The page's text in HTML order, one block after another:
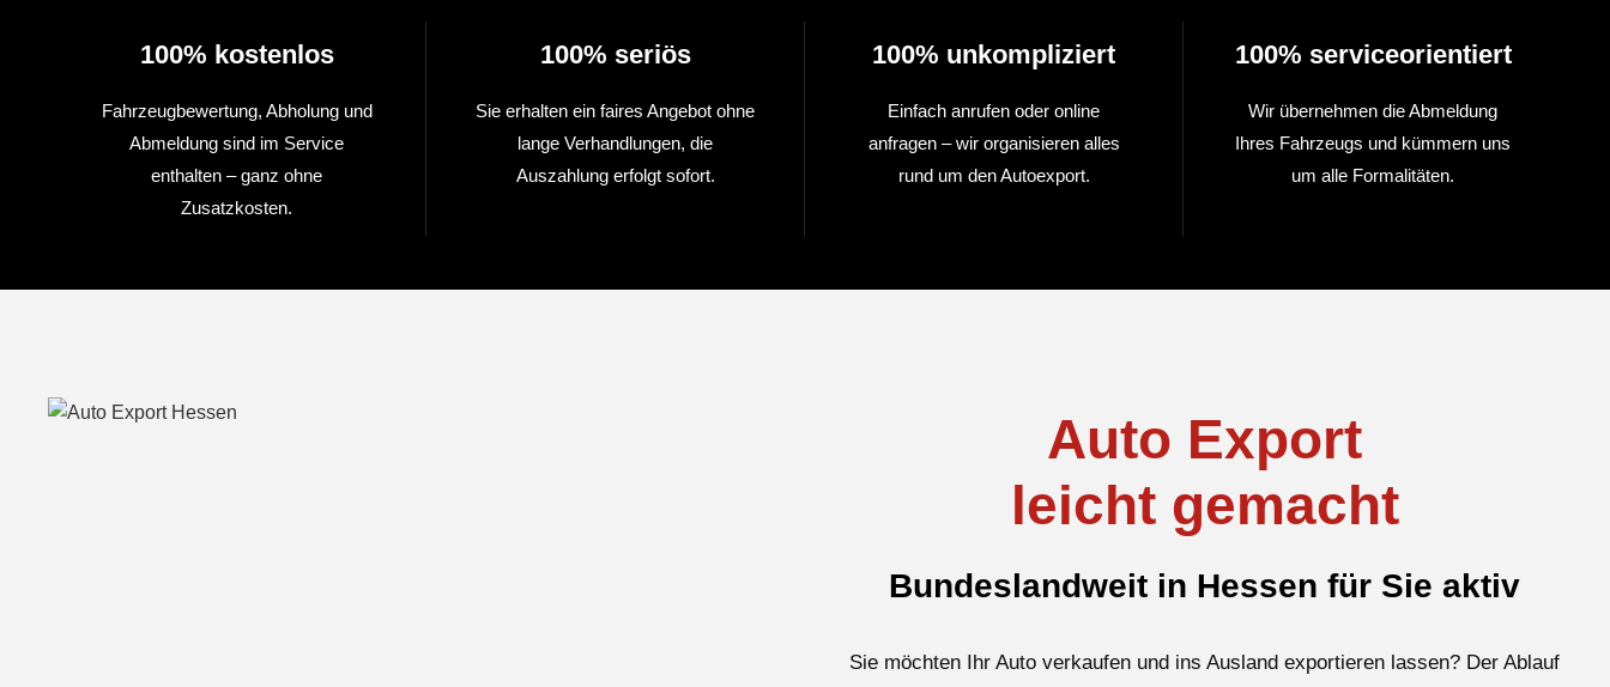
100% kostenlos
Fahrzeugbewertung, Abholung und
Abmeldung sind im Service
enthalten – ganz ohne
Zusatzkosten.
100% seriös
Sie erhalten ein faires Angebot ohne
lange Verhandlungen, die
Auszahlung erfolgt sofort.
100% unkompliziert
Einfach anrufen oder online
anfragen – wir organisieren alles
rund um den Autoexport.
100% serviceorientiert
Wir übernehmen die Abmeldung
Ihres Fahrzeugs und kümmern uns
um alle Formalitäten.
Auto Export
leicht gemacht
Bundeslandweit in Hessen für Sie aktiv
Sie möchten Ihr Auto verkaufen und ins Ausland exportieren lassen? Der Ablauf